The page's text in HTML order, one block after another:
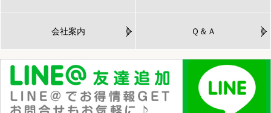
会社案内 Ｑ＆Ａ